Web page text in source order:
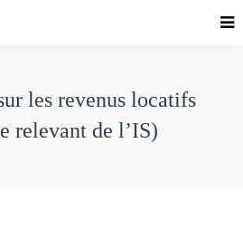
les revenus locatifs
relevant de l’IS)